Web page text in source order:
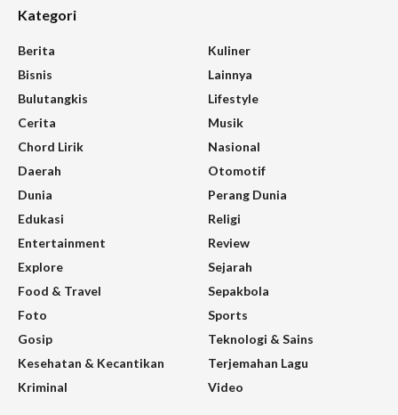
Kategori
Berita
Bisnis
Bulutangkis
Cerita
Chord Lirik
Daerah
Dunia
Edukasi
Entertainment
Explore
Food & Travel
Foto
Gosip
Kesehatan & Kecantikan
Kriminal
Kuliner
Lainnya
Lifestyle
Musik
Nasional
Otomotif
Perang Dunia
Religi
Review
Sejarah
Sepakbola
Sports
Teknologi & Sains
Terjemahan Lagu
Video